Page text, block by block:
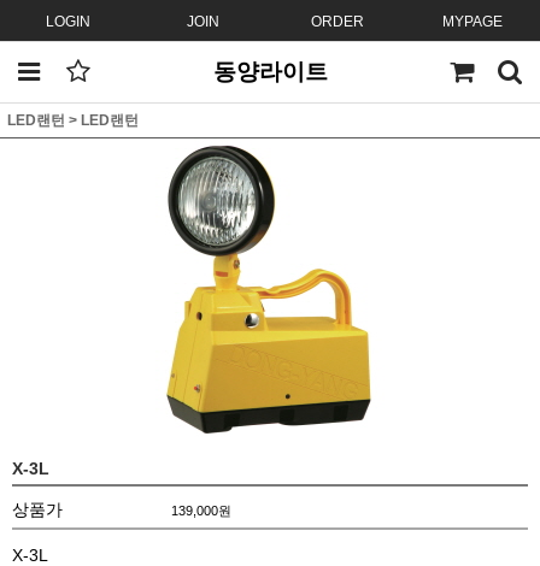
LOGIN JOIN ORDER MYPAGE
동양라이트
LED랜턴 > LED랜턴
X-3L
상품가 139,000원
X-3L